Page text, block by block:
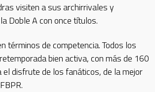
visiten a sus archirrivales y
Doble A con once títulos.
términos de competencia. Todos los
bien activa, con más de 160
disfrute de los fanáticos, de la mejor